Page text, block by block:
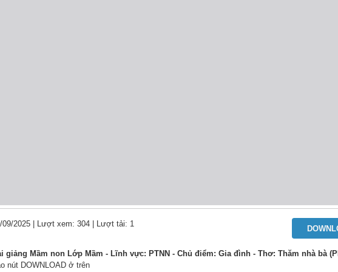
09/2025 | Lượt xem: 304 | Lượt tải: 1
giảng Mầm non Lớp Mầm - Lĩnh vực: PTNN - Chủ điểm: Gia đình - Thơ: Thăm nhà bà
nút DOWNLOAD ở trên